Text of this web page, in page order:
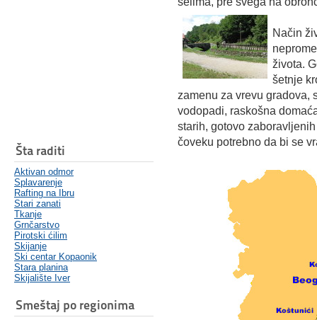
Šta raditi
Aktivan odmor
Splavarenje
Rafting na Ibru
Stari zanati
Tkanje
Grnčarstvo
Pirotski ćilim
Skijanje
Ski centar Kopaonik
Stara planina
Skijalište Iver
Smeštaj po regionima
Način
života.
šetnje
zamenu za vrevu gradova,
vodopadi, raskošna
starih, gotovo
čoveku potrebno da bi se